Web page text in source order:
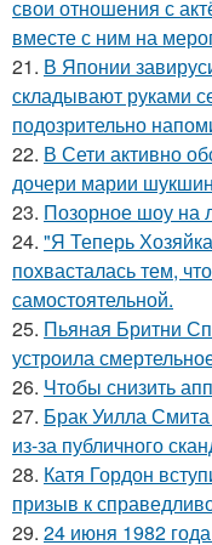
свои отношения с
вместе с ним на
21. В Японии
складывают руками
подозрительно
22. В Сети активно
дочери марии
23. Позорное шоу на
24. "Я Теперь
похвасталась тем,
самостоятельной.
25. Пьяная Бритни
устроила
26. Чтобы снизить
27. Брак Уилла
из-за публичного
28. Катя Гордон
призыв к
29. 24 июня 1982